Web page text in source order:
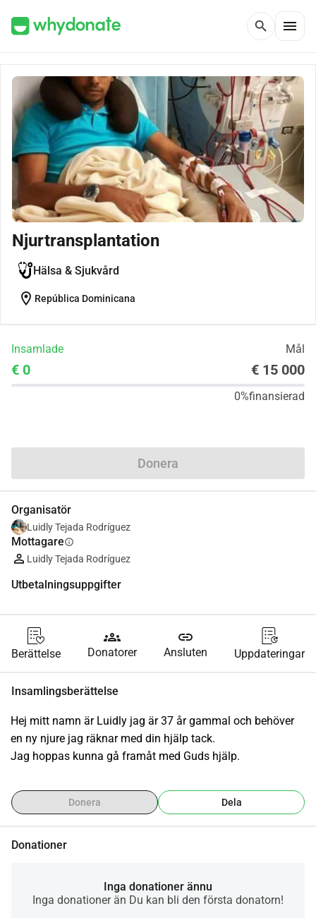
search menu
Njurtransplantation
Hälsa & Sjukvård
location_on República Dominicana
Insamlade Mål
€ 0 € 15 000
0%finansierad
Donera
Organisatör
Luidly Tejada Rodríguez
Mottagareinfo
Luidly Tejada Rodríguez
Utbetalningsuppgifter
Berättelse
groups
Donatorer
link
Ansluten Uppdateringar
Insamlingsberättelse
Hej mitt namn är Luidly jag är 37 år gammal och behöver
en ny njure jag räknar med din hjälp tack.
Jag hoppas kunna gå framåt med Guds hjälp.
Donera Dela
Donationer
Inga donationer ännu
Inga donationer än Du kan bli den första donatorn!